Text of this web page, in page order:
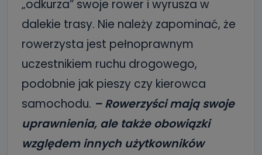
„odkurza” swoje rower i wyrusza w
dalekie trasy. Nie należy zapominać, że
rowerzysta jest pełnoprawnym
uczestnikiem ruchu drogowego,
podobnie jak pieszy czy kierowca
samochodu. – Rowerzyści mają swoje
uprawnienia, ale także obowiązki
względem innych użytkowników